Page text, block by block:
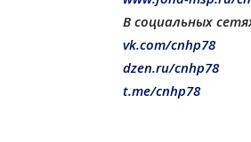
В социальных
vk.com/cnhp78
dzen.ru/cnhp78
t.me/cnhp78